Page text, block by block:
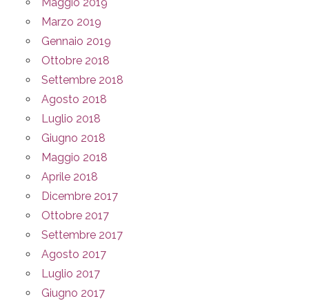
Marzo 2019
Gennaio 2019
Ottobre 2018
Settembre 2018
Agosto 2018
Luglio 2018
Giugno 2018
Maggio 2018
Aprile 2018
Dicembre 2017
Ottobre 2017
Settembre 2017
Agosto 2017
Luglio 2017
Giugno 2017